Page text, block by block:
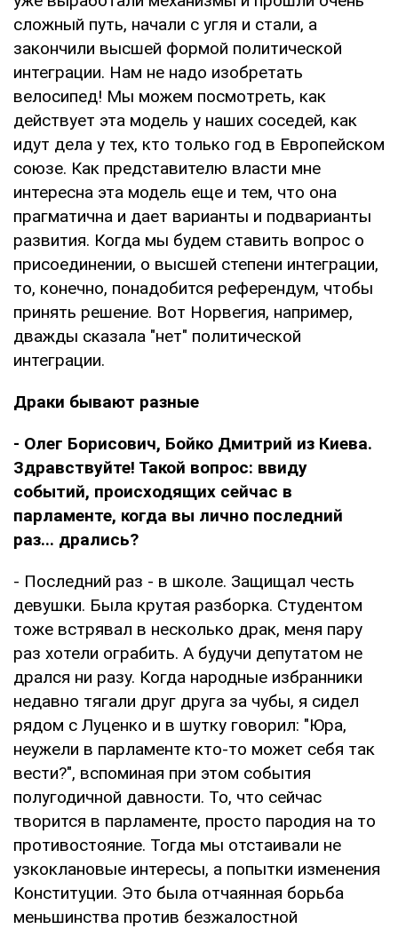
сложный путь, начали с угля и стали, а
закончили высшей формой политической
интеграции. Нам не надо изобретать
велосипед! Мы можем посмотреть, как
действует эта модель у наших соседей, как
идут дела у тех, кто только год в Европейском
союзе. Как представителю власти мне
интересна эта модель еще и тем, что она
прагматична и дает варианты и подварианты
развития. Когда мы будем ставить вопрос о
присоединении, о высшей степени интеграции,
то, конечно, понадобится референдум, чтобы
принять решение. Вот Норвегия, например,
дважды сказала "нет" политической
интеграции.
Драки бывают разные
- Олег Борисович, Бойко Дмитрий из Киева.
Здравствуйте! Такой вопрос: ввиду
событий, происходящих сейчас в
парламенте, когда вы лично последний
раз... дрались?
- Последний раз - в школе. Защищал честь
девушки. Была крутая разборка. Студентом
тоже встрявал в несколько драк, меня пару
раз хотели ограбить. А будучи депутатом не
дрался ни разу. Когда народные избранники
недавно тягали друг друга за чубы, я сидел
рядом с Луценко и в шутку говорил: "Юра,
неужели в парламенте кто-то может себя так
вести?", вспоминая при этом события
полугодичной давности. То, что сейчас
творится в парламенте, просто пародия на то
противостояние. Тогда мы отстаивали не
узкоклановые интересы, а попытки изменения
Конституции. Это была отчаянная борьба
меньшинства против безжалостной